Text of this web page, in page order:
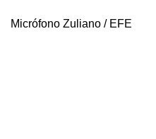
Micrófono Zuliano / EFE